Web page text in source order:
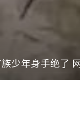
少年身手绝了